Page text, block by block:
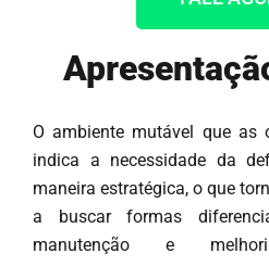
O ambiente mutável que as
indica a necessidade da
maneira estratégica, o que
a buscar formas
manutenção e